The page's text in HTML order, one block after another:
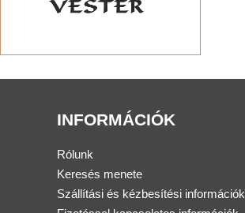
INFORMÁCIÓK
Rólunk
Keresés menete
Szállítási és kézbesítési információk